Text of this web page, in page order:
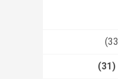
(31)